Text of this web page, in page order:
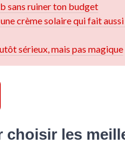
sans ruiner ton budget
crème solaire qui fait
sérieux, mais pas magique
choisir les